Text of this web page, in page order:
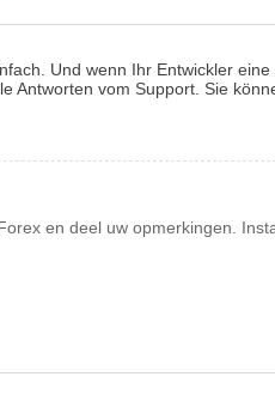
Und wenn Ihr Entwickler
Antworten vom Support. Sie
en deel uw opmerkingen.